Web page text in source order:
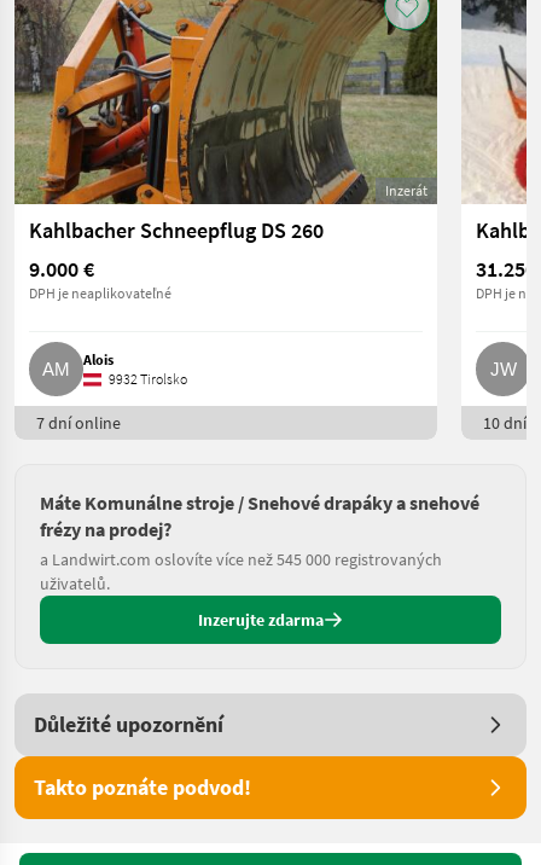
Inzerát
Kahlbacher Schneepflug DS 260
9.000 €
DPH je neaplikovateľné
Alois
9932 Tirolsko
7 dní online
31.250
DPH je
10 dní
Máte Komunálne stroje / Snehové drapáky a snehové
frézy na prodej?
a Landwirt.com oslovíte více než 545 000 registrovaných
uživatelů.
Inzerujte zdarma
Důležité upozornění
Takto poznáte podvod!